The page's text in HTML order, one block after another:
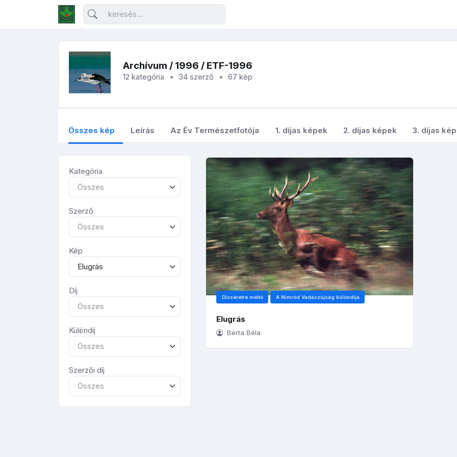
Archívum / 1996 / ETF-1996
12 kategória 34 szerző 67 kép
Összes kép Leírás Az Év Természetfotója 1. díjas képek 2. díjas képek 3. díjas
Kategória
Összes
Szerző
Összes
Kép
Elugrás
Díj
Összes
Különdíj
Összes
Szerzői díj
Összes
Dicséretre méltó A Nimród Vadászújság különdíja
Elugrás
Berta Béla